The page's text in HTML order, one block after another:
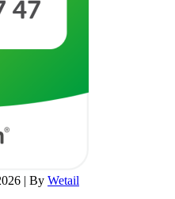
| By Wetail